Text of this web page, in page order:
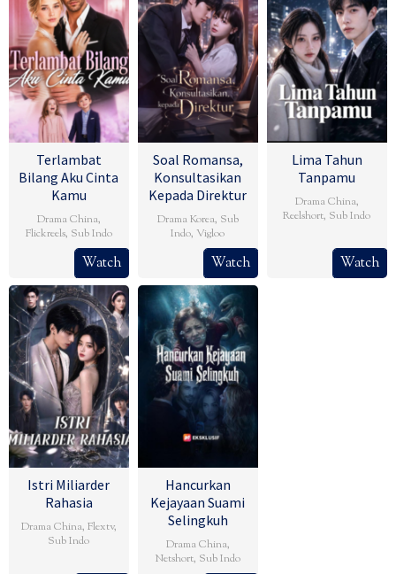
Terlambat
Bilang Aku Cinta
Kamu
Drama China,
Flickreels, Sub Indo
Watch
Soal Romansa,
Konsultasikan
Kepada Direktur
Drama Korea, Sub
Indo,Vigloo
Watch
Lima Tahun
Tanpamu
Drama China,
Reelshort, Sub Indo
Watch
Istri Miliarder
Rahasia
Drama China, Flextv,
Sub Indo
Hancurkan
Kejayaan Suami
Selingkuh
Drama China,
Netshort, Sub Indo